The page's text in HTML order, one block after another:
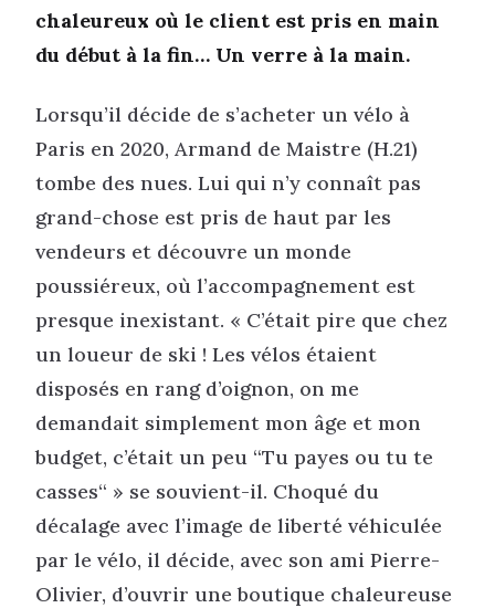
chaleureux où le client est pris en main
du début à la fin… Un verre à la main.
Lorsqu’il décide de s’acheter un vélo à
Paris en 2020, Armand de Maistre (H.21)
tombe des nues. Lui qui n’y connaît pas
grand-chose est pris de haut par les
vendeurs et découvre un monde
poussiéreux, où l’accompagnement est
presque inexistant. « C’était pire que chez
un loueur de ski ! Les vélos étaient
disposés en rang d’oignon, on me
demandait simplement mon âge et mon
budget, c’était un peu “Tu payes ou tu te
casses“ » se souvient-il. Choqué du
décalage avec l’image de liberté véhiculée
par le vélo, il décide, avec son ami Pierre-
Olivier, d’ouvrir une boutique chaleureuse